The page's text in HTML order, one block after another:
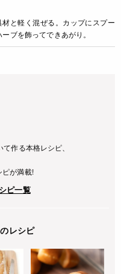
と軽く混ぜる。カップにスプー
ブを飾ってできあがり。
作る本格レシピ、
ピが満載!
ピ一覧
レシピ